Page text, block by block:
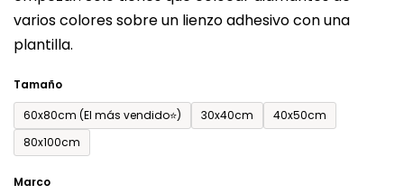
varios colores sobre un lienzo adhesivo con una
plantilla.
Tamaño
60x80cm (El más vendido⭐)
30x40cm
40x50cm
80x100cm
Marco
0,0
sobre
5